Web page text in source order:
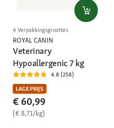
4 Verpakkingsgroottes
ROYAL CANIN
Veterinary
Hypoallergenic 7 kg
4.8 (258)
LAGE PRIJS
€ 60,99
(€ 8,71/kg)